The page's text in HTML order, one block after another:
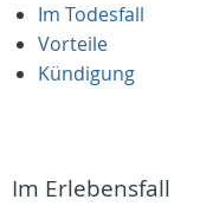
Im Todesfall
Vorteile
Kündigung
Im Erlebensfall